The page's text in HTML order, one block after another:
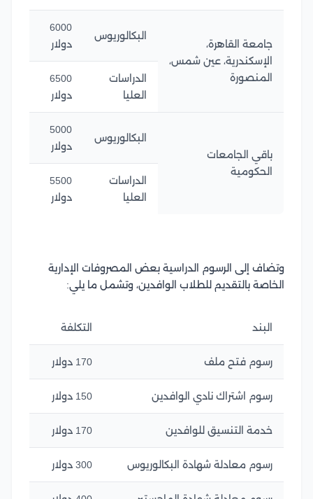
جامعة القاهرة،
الإسكندرية، عين شمس،
المنصورة
البكالوريوس
6000
دولار
الدراسات
العليا
6500
دولار
باقي الجامعات
الحكومية
البكالوريوس
5000
دولار
الدراسات
العليا
5500
دولار
وتضاف إلى الرسوم الدراسية بعض المصروفات الإدارية
الخاصة بالتقديم للطلاب الوافدين، وتشمل ما يلي:
البند التكلفة
رسوم فتح ملف 170 دولار
رسوم اشتراك نادي الوافدين 150 دولار
خدمة التنسيق للوافدين 170 دولار
رسوم معادلة شهادة البكالوريوس 300 دولار